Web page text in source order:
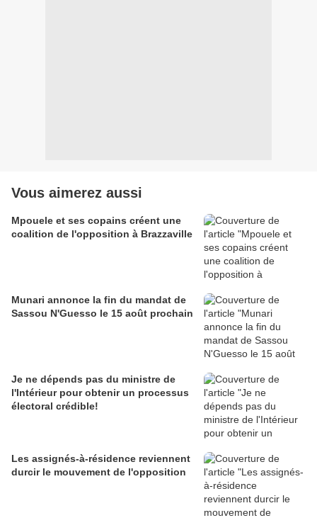
Vous aimerez aussi
Mpouele et ses copains créent une
coalition de l'opposition à Brazzaville
Munari annonce la fin du mandat de
Sassou N'Guesso le 15 août prochain
Je ne dépends pas du ministre de
l'Intérieur pour obtenir un processus
électoral crédible!
Les assignés-à-résidence reviennent
durcir le mouvement de l'opposition